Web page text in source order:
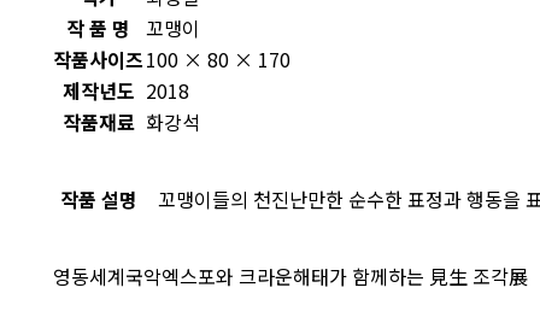
작 품 명
꼬맹이
작품사이즈100 × 80 × 170
제작년도 2018
작품재료 화강석
작품 설명 꼬맹이들의 천진난만한 순수한 표정과 행동을
영동세계국악엑스포와 크라운해태가 함께하는 見生 조각展